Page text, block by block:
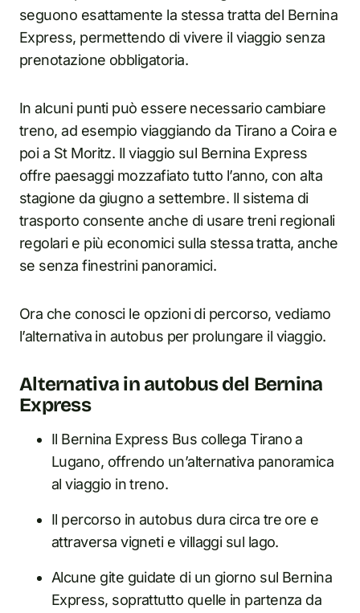
seguono esattamente la stessa tratta del Bernina
Express, permettendo di vivere il viaggio senza
prenotazione obbligatoria.
In alcuni punti può essere necessario cambiare
treno, ad esempio viaggiando da Tirano a Coira e
poi a St Moritz. Il viaggio sul Bernina Express
offre paesaggi mozzafiato tutto l’anno, con alta
stagione da giugno a settembre. Il sistema di
trasporto consente anche di usare treni regionali
regolari e più economici sulla stessa tratta, anche
se senza finestrini panoramici.
Ora che conosci le opzioni di percorso, vediamo
l’alternativa in autobus per prolungare il viaggio.
Alternativa in autobus del Bernina
Express
Il Bernina Express Bus collega Tirano a
Lugano, offrendo un’alternativa panoramica
al viaggio in treno.
Il percorso in autobus dura circa tre ore e
attraversa vigneti e villaggi sul lago.
Alcune gite guidate di un giorno sul Bernina
Express, soprattutto quelle in partenza da